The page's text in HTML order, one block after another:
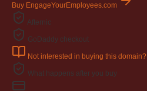
Buy EngageYourEmployees.com
Afternic
GoDaddy checkout
Not interested in buying this domain?
What happens after you buy